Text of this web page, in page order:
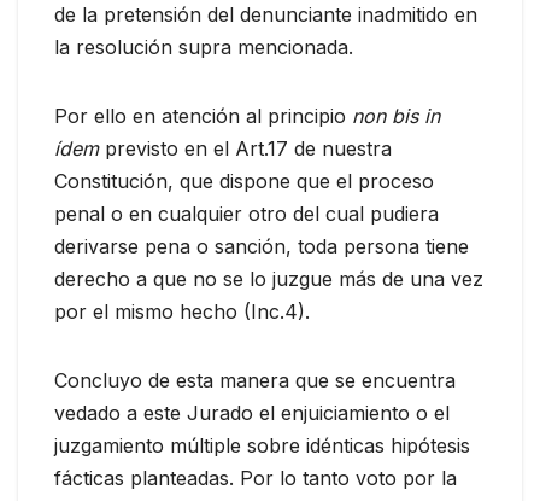
de la pretensión del denunciante inadmitido en
la resolución supra mencionada.
Por ello en atención al principio non bis in
ídemprevisto en el Art.17 de nuestra
Constitución, que dispone que el proceso
penal o en cualquier otro del cual pudiera
derivarse pena o sanción, toda persona tiene
derecho a que no se lo juzgue más de una vez
por el mismo hecho (Inc.4).
Concluyo de esta manera que se encuentra
vedado a este Jurado el enjuiciamiento o el
juzgamiento múltiple sobre idénticas hipótesis
fácticas planteadas. Por lo tanto voto por la